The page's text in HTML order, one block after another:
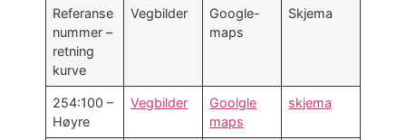
Referanse
nummer –
retning
kurve
Vegbilder
Google-
maps
Skjema
254:100 –
Høyre
Vegbilder
Goolgle
maps
skjema